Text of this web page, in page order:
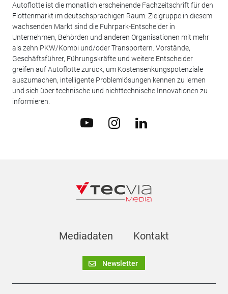
Autoflotte ist die monatlich erscheinende Fachzeitschrift für den
Flottenmarkt im deutschsprachigen Raum. Zielgruppe in diesem
wachsenden Markt sind die Fuhrpark-Entscheider in
Unternehmen, Behörden und anderen Organisationen mit mehr
als zehn PKW/Kombi und/oder Transportern. Vorstände,
Geschäftsführer, Führungskräfte und weitere Entscheider
greifen auf Autoflotte zurück, um Kostensenkungspotenziale
auszumachen, intelligente Problemlösungen kennen zu lernen
und sich über technische und nichttechnische Innovationen zu
informieren.
Mediadaten Kontakt
Newsletter